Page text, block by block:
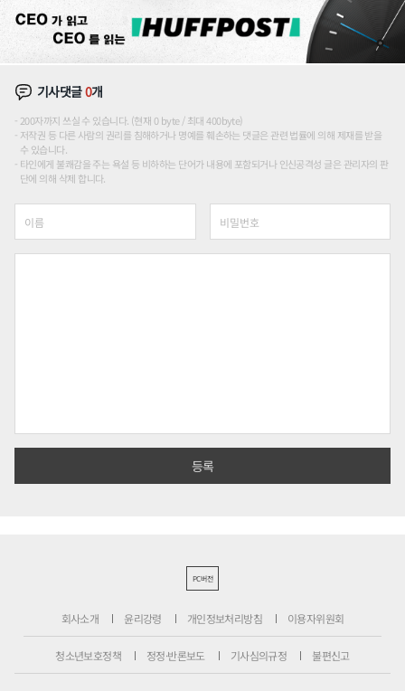
기사댓글0개
200자까지 쓰실 수 있습니다. (현재 0 byte / 최대 400byte)
저작권 등 다른 사람의 권리를 침해하거나 명예를 훼손하는 댓글은 관련 법률에 의해 제재를 받을
수 있습니다.
타인에게 불쾌감을 주는 욕설 등 비하하는 단어가 내용에 포함되거나 인신공격성 글은 관리자의 판
단에 의해 삭제 합니다.
PC버전
회사소개 윤리강령 개인정보처리방침 이용자위원회
청소년보호정책 정정·반론보도 기사심의규정 불편신고